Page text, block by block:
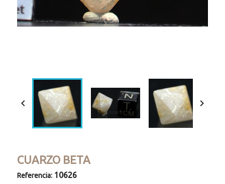
 
CUARZO BETA
Referencia: 10626